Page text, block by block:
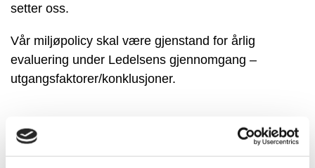
setter oss.
Vår miljøpolicy skal være gjenstand for årlig
evaluering under Ledelsens gjennomgang –
utgangsfaktorer/konklusjoner.
Målsetting kvalitet: